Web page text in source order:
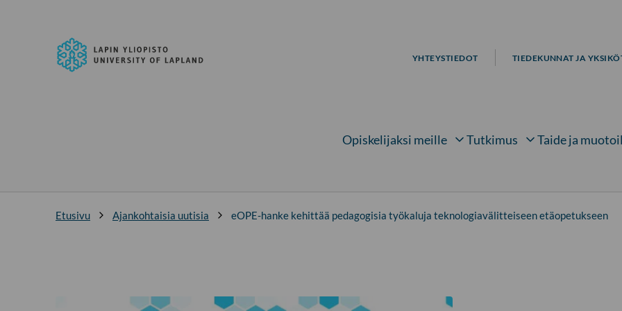
Lapin
yliopisto
YHTEYSTIEDOT TIEDEKUNNAT JA
Avaa alavalikko kohteelle
Opiskelijaksi meille
Avaa alavalikko
Tutkimus Taide ja
Etusivu Ajankohtaisia uutisia eOPE-hanke kehittää pedagogisia työkaluja teknologiavälitteiseen etäopetukseen